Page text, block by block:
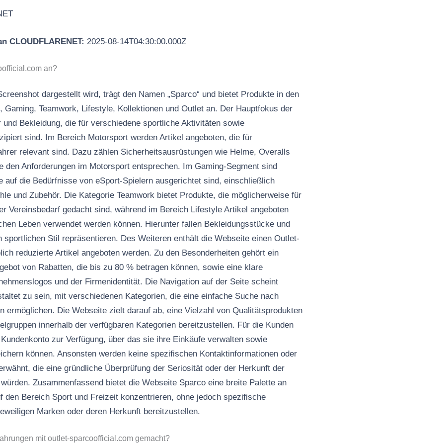
CLOUDFLARENET: 2025-08-14T04:30:00.000Z
an?
dargestellt wird, trägt den Namen „Sparco“ und bietet Produkte in den
Gaming, Teamwork, Lifestyle, Kollektionen und Outlet an. Der Hauptfokus der
und Bekleidung, die für verschiedene sportliche Aktivitäten sowie
sind. Im Bereich Motorsport werden Artikel angeboten, die für
relevant sind. Dazu zählen Sicherheitsausrüstungen wie Helme, Overalls
den Anforderungen im Motorsport entsprechen. Im Gaming-Segment sind
auf die Bedürfnisse von eSport-Spielern ausgerichtet sind, einschließlich
und Zubehör. Die Kategorie Teamwork bietet Produkte, die möglicherweise für
Vereinsbedarf gedacht sind, während im Bereich Lifestyle Artikel angeboten
Leben verwendet werden können. Hierunter fallen Bekleidungsstücke und
sportlichen Stil repräsentieren. Des Weiteren enthält die Webseite einen Outlet-
reduzierte Artikel angeboten werden. Zu den Besonderheiten gehört ein
von Rabatten, die bis zu 80 % betragen können, sowie eine klare
und der Firmenidentität. Die Navigation auf der Seite scheint
zu sein, mit verschiedenen Kategorien, die eine einfache Suche nach
ermöglichen. Die Webseite zielt darauf ab, eine Vielzahl von Qualitätsprodukten
innerhalb der verfügbaren Kategorien bereitzustellen. Für die Kunden
zur Verfügung, über das sie ihre Einkäufe verwalten sowie
können. Ansonsten werden keine spezifischen Kontaktinformationen oder
die eine gründliche Überprüfung der Seriosität oder der Herkunft der
Zusammenfassend bietet die Webseite Sparco eine breite Palette an
den Bereich Sport und Freizeit konzentrieren, ohne jedoch spezifische
Marken oder deren Herkunft bereitzustellen.
mit outlet-sparcoofficial.com gemacht?